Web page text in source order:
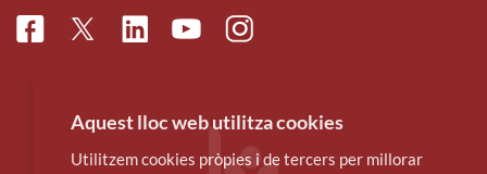
FacebookTwitterLinkedinYoutubeInstagram
Aquest lloc web utilitza cookies
Utilitzem cookies pròpies i de tercers per millorar